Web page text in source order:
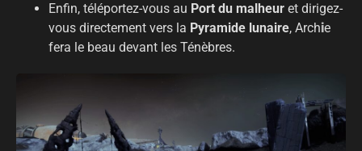
Enfin, téléportez-vous au Port du malheur et dirigez-
vous directement vers la Pyramide lunaire, Archie
fera le beau devant les Ténèbres.